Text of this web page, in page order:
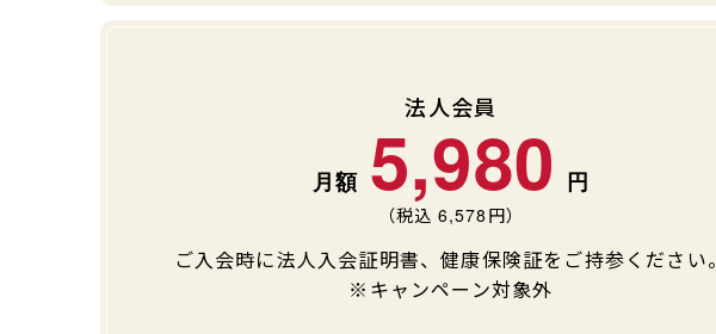
法人会員
5,980
（税込 6,578 円）
ご入会時に法人入会証明書、健康保険証をご持参ください。
※キャンペーン対象外